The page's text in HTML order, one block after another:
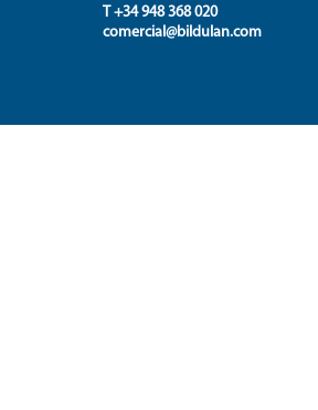
T +34 948 368 020
comercial@bildulan.com